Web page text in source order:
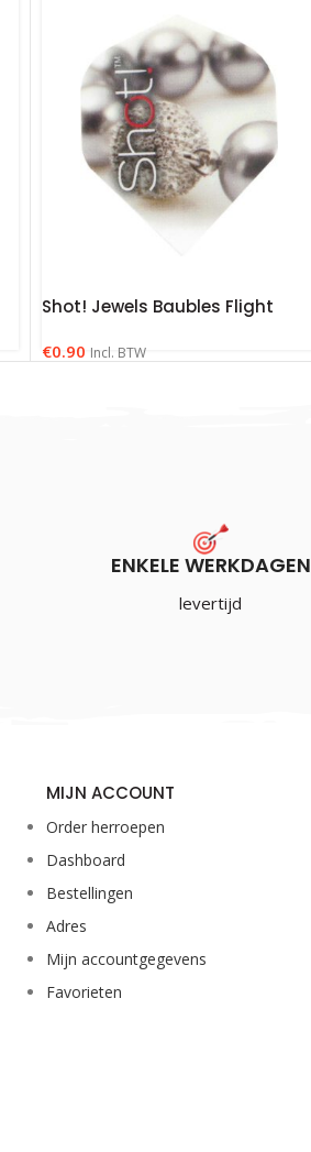
Shot! Jewels Baubles Flight
€0.90 Incl. BTW
ENKELE WERKDAGEN
levertijd
MIJN ACCOUNT
Order herroepen
Dashboard
Bestellingen
Adres
Mijn accountgegevens
Favorieten